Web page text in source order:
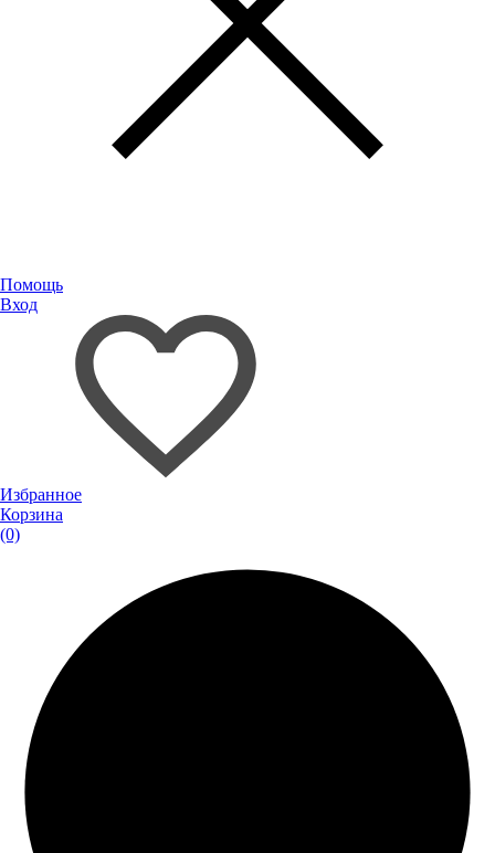
Помощь
Вход
Избранное
Корзина
(0)